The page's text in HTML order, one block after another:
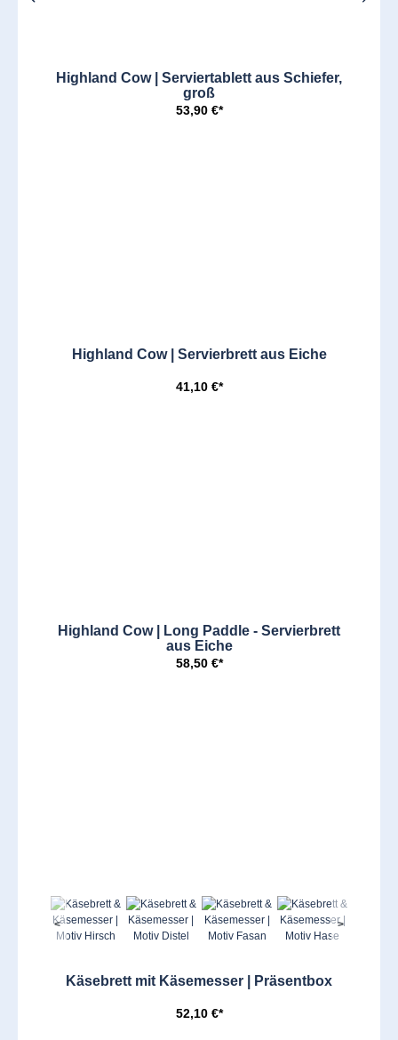
Highland Cow | Serviertablett aus Schiefer,
groß
53,90 €*
Highland Cow | Servierbrett aus Eiche
41,10 €*
Highland Cow | Long Paddle - Servierbrett
aus Eiche
58,50 €*
< >
Käsebrett mit Käsemesser | Präsentbox
52,10 €*